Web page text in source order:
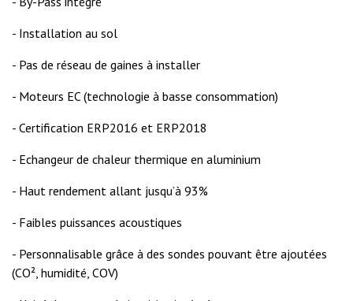
- Installation au sol
- Pas de réseau de gaines à installer
- Moteurs EC (technologie à basse consommation)
- Certification ERP2016 et ERP2018
- Echangeur de chaleur thermique en aluminium
- Haut rendement allant jusqu’à 93%
- Faibles puissances acoustiques
- Personnalisable grâce à des sondes pouvant être ajoutées
(CO², humidité, COV)